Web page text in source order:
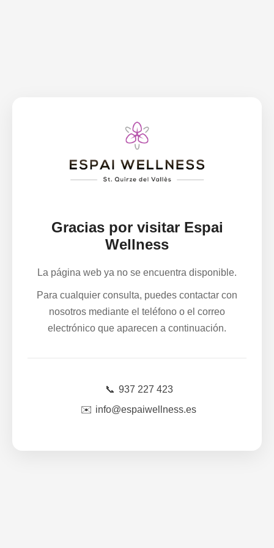
Gracias por visitar Espai
Wellness
La página web ya no se encuentra disponible.
Para cualquier consulta, puedes contactar con
nosotros mediante el teléfono o el correo
electrónico que aparecen a continuación.
📞 937 227 423
✉️ info@espaiwellness.es